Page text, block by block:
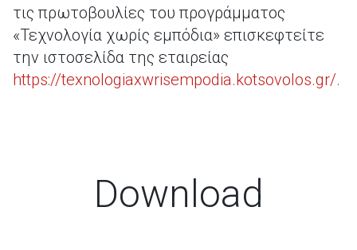
τις πρωτοβουλίες του προγράμματος
«Τεχνολογία χωρίς εμπόδια» επισκεφτείτε
την ιστοσελίδα της εταιρείας
https://texnologiaxwrisempodia.kotsovolos.gr/.
Download